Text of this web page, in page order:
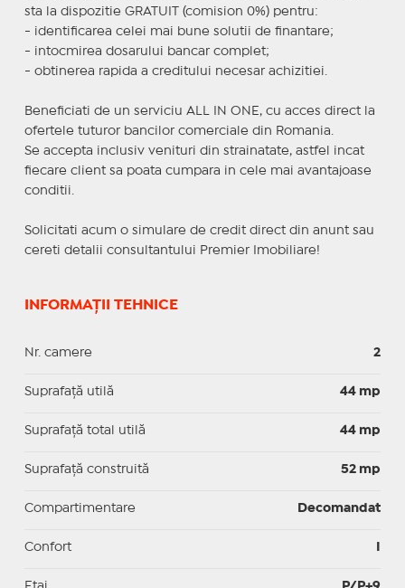
sta la dispozitie GRATUIT (comision 0%) pentru:
- identificarea celei mai bune solutii de finantare;
- intocmirea dosarului bancar complet;
- obtinerea rapida a creditului necesar achizitiei.
Beneficiati de un serviciu ALL IN ONE, cu acces direct la
ofertele tuturor bancilor comerciale din Romania.
Se accepta inclusiv venituri din strainatate, astfel incat
fiecare client sa poata cumpara in cele mai avantajoase
conditii.
Solicitati acum o simulare de credit direct din anunt sau
cereti detalii consultantului Premier Imobiliare!
INFORMAȚII TEHNICE
Nr. camere 2
Suprafaţă utilă 44 mp
Suprafaţă total utilă 44 mp
Suprafaţă construită 52 mp
Compartimentare Decomandat
Confort